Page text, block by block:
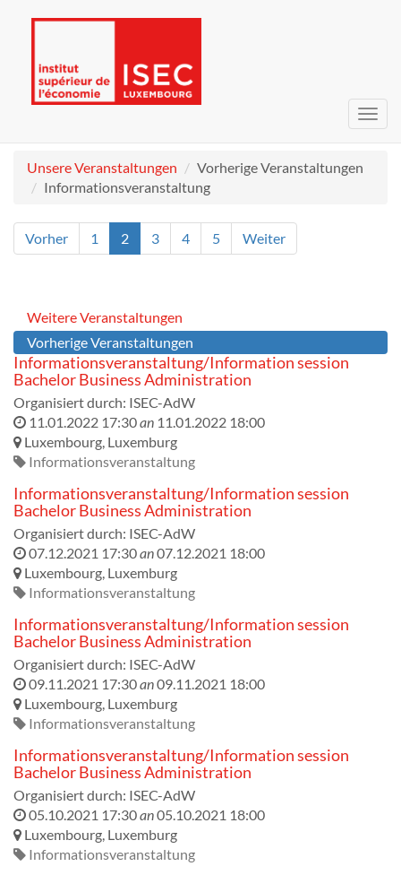
Unsere Veranstaltungen
Vorherige Veranstaltungen
Informationsveranstaltung
Vorher 1 2 3 4 5 Weiter
Weitere Veranstaltungen
Vorherige Veranstaltungen
Informationsveranstaltung/Information session
Bachelor Business Administration
Organisiert durch: ISEC-AdW
11.01.2022 17:30an 11.01.2022 18:00
Luxembourg, Luxemburg
Informationsveranstaltung
Informationsveranstaltung/Information session
Bachelor Business Administration
Organisiert durch: ISEC-AdW
07.12.2021 17:30an07.12.2021 18:00
Luxembourg, Luxemburg
Informationsveranstaltung
Informationsveranstaltung/Information session
Bachelor Business Administration
Organisiert durch: ISEC-AdW
09.11.2021 17:30an09.11.2021 18:00
Luxembourg, Luxemburg
Informationsveranstaltung
Informationsveranstaltung/Information session
Bachelor Business Administration
Organisiert durch: ISEC-AdW
05.10.2021 17:30an05.10.2021 18:00
Luxembourg, Luxemburg
Informationsveranstaltung